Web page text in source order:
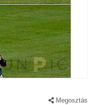
Megosztás